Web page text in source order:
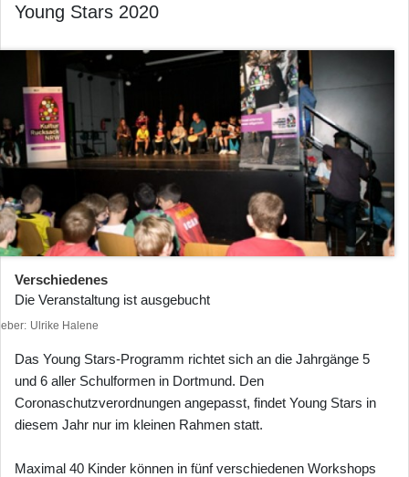
Young Stars 2020
Verschiedenes
Die Veranstaltung ist ausgebucht
Ulrike Halene
Das Young Stars-Programm richtet sich an die Jahrgänge 5
und 6 aller Schulformen in Dortmund. Den
Coronaschutzverordnungen angepasst, findet Young Stars in
diesem Jahr nur im kleinen Rahmen statt.
Maximal 40 Kinder können in fünf verschiedenen Workshops